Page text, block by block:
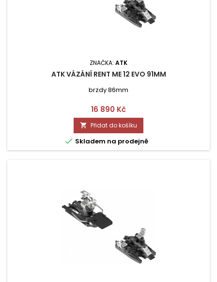
ZNAČKA: ATK
ATK VÁZÁNÍ RENT ME 12 EVO 91MM
brzdy 86mm
Cena
16 890 Kč
 Přidat do košíku
 Skladem na prodejně